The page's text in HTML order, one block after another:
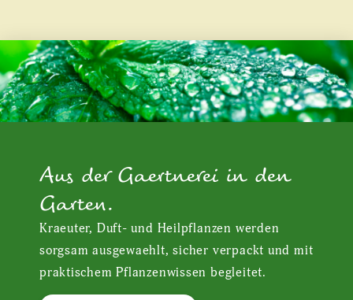
Aus der Gaertnerei in den
Garten.
Kraeuter, Duft- und Heilpflanzen werden
sorgsam ausgewaehlt, sicher verpackt und mit
praktischem Pflanzenwissen begleitet.